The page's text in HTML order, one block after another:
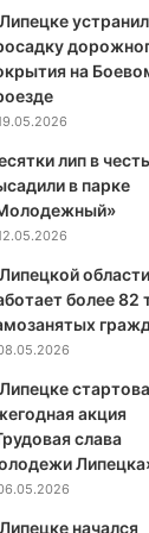
на
лип в
в парке
области
более 82
акция
слава
начался